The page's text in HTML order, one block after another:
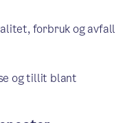
forbruk og avfall
og tillit blant